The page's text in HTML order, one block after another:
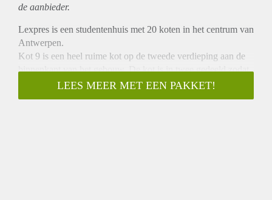
de aanbieder.
Lexpres is een studentenhuis met 20 koten in het centrum van
Antwerpen.
Kot 9 is een heel ruime kot op de tweede verdieping aan de
binnenkant van het gebouw. De kot is in twee gedeeld zodat
je zit- en slaapruimte afzonderlijk zijn. Je hebt ook een eigen
douche cel en lavabo. De WC en keuken deel je met drie
LEES MEER MET EEN PAKKET!